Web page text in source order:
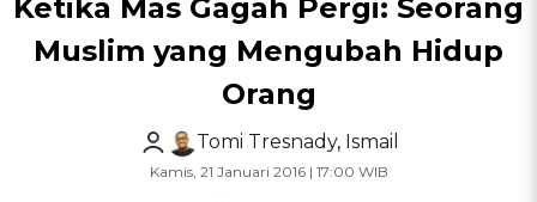
Ketika Mas Gagah Pergi: Seorang
Muslim yang Mengubah Hidup
Orang
Tomi Tresnady, Ismail
Kamis, 21 Januari 2016 | 17:00 WIB